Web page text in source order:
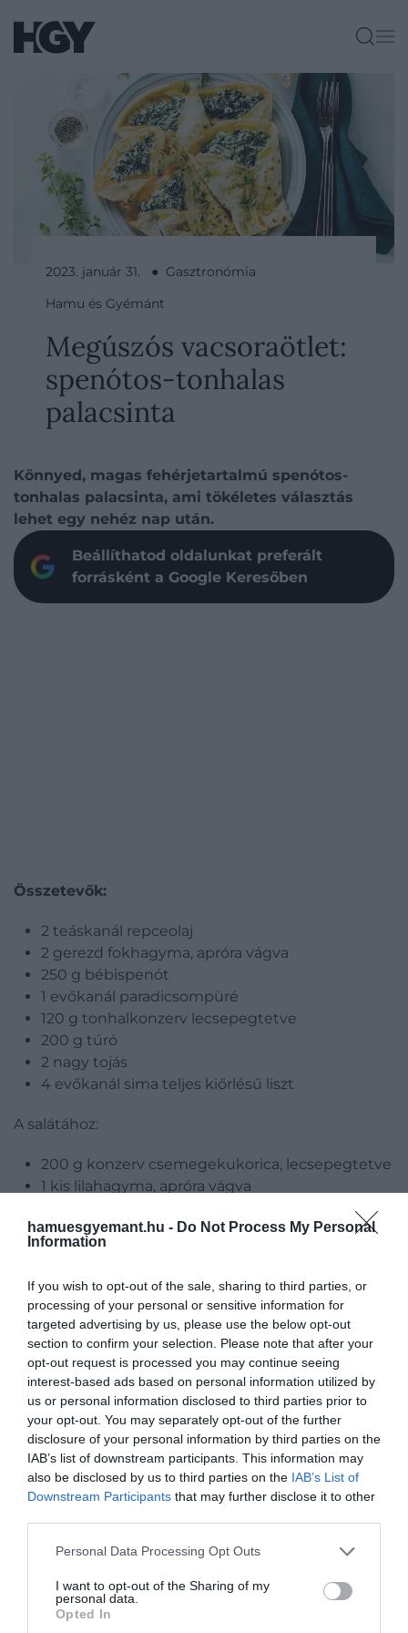
hamuesgyemant.hu - Do Not Process My Personal
Information
If you wish to opt-out of the sale, sharing to third parties, or
processing of your personal or sensitive information for
targeted advertising by us, please use the below opt-out
section to confirm your selection. Please note that after your
opt-out request is processed you may continue seeing
interest-based ads based on personal information utilized by
us or personal information disclosed to third parties prior to
your opt-out. You may separately opt-out of the further
disclosure of your personal information by third parties on the
IAB’s list of downstream participants. This information may
also be disclosed by us to third parties on the IAB’s List of
Downstream Participants that may further disclose it to other
Please note that this website/app uses one or more Google
not limited to your visit or usage behaviour. You may click to
grant or deny consent to Google and its third-party tags to
use your data for below specified purposes in below Google
Personal Data Processing Opt Outs
I want to opt-out of the Sharing of my
personal data.
Opted In
2023. január 31. ● Gasztronómia
Hamu és Gyémánt
Megúszós vacsoraötlet:
spenótos-tonhalas
palacsinta
Könnyed, magas fehérjetartalmú spenótos-
tonhalas palacsinta, ami tökéletes választás
lehet egy nehéz nap után.
Beállíthatod oldalunkat preferált
forrásként a Google Keresőben
Összetevők:
2 teáskanál repceolaj
2 gerezd fokhagyma, apróra vágva
250 g bébispenót
1 evőkanál paradicsompüré
120 g tonhalkonzerv lecsepegtetve
200 g túró
2 nagy tojás
4 evőkanál sima teljes kiőrlésű liszt
A salátához:
200 g konzerv csemegekukorica, lecsepegtetve
1 kis lilahagyma, apróra vágva
10 bazsalikomlevél, apróra vágva
4 magozott kalamata olajbogyó, szeletelve
Ez is érdekelhet: 6 udvariasnak tűnő, de
valójában kellemetlen szokás a baráti
vacsoraesteken